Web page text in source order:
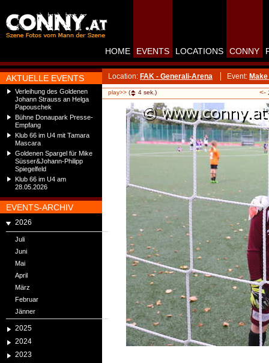
AKTUELLE EVENTS
Verleihung des Goldenen
Johann Strauss an Helga
Papouschek
Bühne Donaupark Presse-
Empfang
Klub 66 im U4 mit Tamara
Mascara
Goldenen Spargel für Mike
Süsser&Johann-Philipp
Spiegelfeld
Klub 66 im U4 am
28.05.2026
EVENTS-ARCHIV
2026
Juli
Juni
Mai
April
März
Februar
Jänner
2025
2024
2023
HOME EVENTS LOCATIONS CONNY
Location: FAK - Generali-Arena Event:
play>> ( 4 sek.) <-